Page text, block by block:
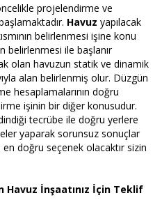
projelendirme ve
Havuz yapılacak
belirlenmesi işine konu
belirlenmesi ile başlanır
olan havuzun statik ve dinamik
alan belirlenmiş olur. Düzgün
hesaplamalarının doğru
işinin bir diğer konusudur.
tecrübe ile doğru yerlere
yaparak sorunsuz sonuçlar
doğru seçenek olacaktır sizin
Havuz İnşaatınız İçin Teklif